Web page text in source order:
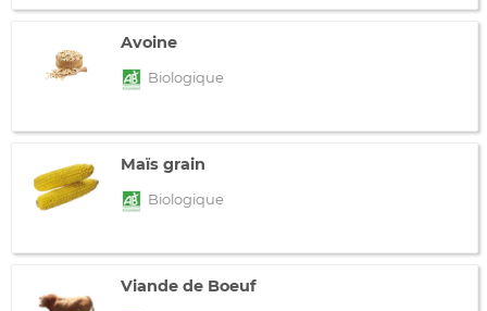
Avoine
Biologique
Maïs grain
Biologique
Viande de Boeuf